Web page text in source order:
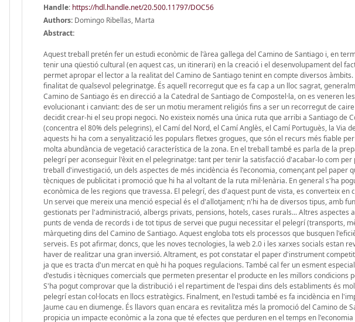
Handle: https://hdl.handle.net/20.500.11797/DOC56
Authors: Domingo Ribellas, Marta
Abstract:
Aquest treball pretén fer un estudi econòmic de l'àrea gallega del Camino de Santiago i, en
tenir una qüestió cultural (en aquest cas, un itinerari) en la creació i el desenvolupament del
permet apropar el lector a la realitat del Camino de Santiago tenint en compte diversos
finalitat de qualsevol pelegrinatge. És aquell recorregut que es fa cap a un lloc sagrat,
Camino de Santiago és en direcció a la Catedral de Santiago de Compostel·la, on es veneren
evolucionant i canviant: des de ser un motiu merament religiós fins a ser un recorregut de
decidit crear-hi el seu propi negoci. No existeix només una única ruta que arribi a Santiago de
(concentra el 80% dels pelegrins), el Camí del Nord, el Camí Anglès, el Camí Portuguès, la Via
aquests hi ha com a senyalització les populars fletxes grogues, que són el recurs més fiable
molta abundància de vegetació característica de la zona. En el treball també es parla de la
pelegrí per aconseguir l'èxit en el pelegrinatge: tant per tenir la satisfacció d'acabar-lo com
treball d'investigació, un dels aspectes de més incidència és l'economia, començant pel paper
tècniques de publicitat i promoció que hi ha al voltant de la ruta mil·lenària. En general s'ha
econòmica de les regions que travessa. El pelegrí, des d'aquest punt de vista, es converteix
Un servei que mereix una menció especial és el d'allotjament; n'hi ha de diversos tipus, amb
gestionats per l'administració, albergs privats, pensions, hotels, cases rurals... Altres
punts de venda de records i de tot tipus de servei que pugui necessitar el pelegrí (transports,
màrqueting dins del Camino de Santiago. Aquest engloba tots els processos que busquen
serveis. Es pot afirmar, doncs, que les noves tecnologies, la web 2.0 i les xarxes socials estan
haver de realitzar una gran inversió. Altrament, es pot constatar el paper d'instrument
ja que es tracta d'un mercat en què hi ha poques regulacions. També cal fer un esment
d'estudis i tècniques comercials que permeten presentar el producte en les millors
S'ha pogut comprovar que la distribució i el repartiment de l'espai dins dels establiments és
pelegrí estan col·locats en llocs estratègics. Finalment, en l'estudi també es fa incidència en
Jaume cau en diumenge. És llavors quan encara es revitalitza més la promoció del Camino de
propicia un impacte econòmic a la zona que té efectes que perduren en el temps en